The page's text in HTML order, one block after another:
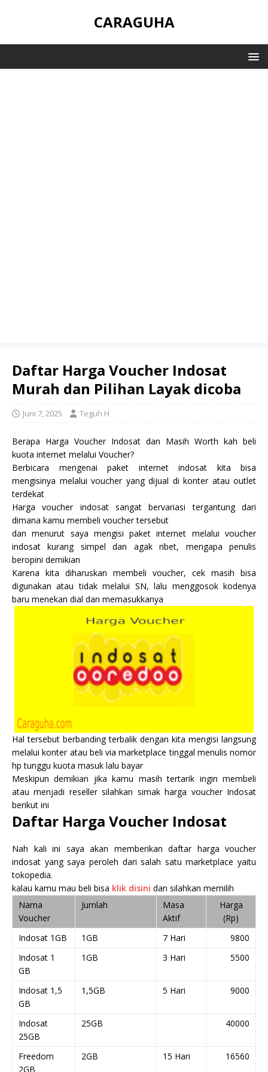
CARAGUHA
Daftar Harga Voucher Indosat
Murah dan Pilihan Layak dicoba
Juni 7, 2025 Teguh H
Berapa Harga Voucher Indosat dan Masih Worth kah beli
kuota internet melalui Voucher?
Berbicara mengenai paket internet indosat kita bisa
mengisinya melalui voucher yang dijual di konter atau outlet
terdekat
Harga voucher indosat sangat bervariasi tergantung dari
dimana kamu membeli voucher tersebut
dan menurut saya mengisi paket internet melalui voucher
indosat kurang simpel dan agak ribet, mengapa penulis
beropini demikian
Karena kita diharuskan membeli voucher, cek masih bisa
digunakan atau tidak melalui SN, lalu menggosok kodenya
baru menekan dial dan memasukkanya
Hal tersebut berbanding terbalik dengan kita mengisi langsung
melalui konter atau beli via marketplace tinggal menulis nomor
hp tunggu kuota masuk lalu bayar
Meskipun demikian jika kamu masih tertarik ingin membeli
atau menjadi reseller silahkan simak harga voucher Indosat
berikut ini
Daftar Harga Voucher Indosat
Nah kali ini saya akan memberikan daftar harga voucher
indosat yang saya peroleh dari salah satu marketplace yaitu
tokopedia.
kalau kamu mau beli bisa klik disini dan silahkan memilih
Nama
Voucher
Jumlah
Masa
Aktif
Harga
(Rp)
Indosat 1GB
1GB 7 Hari
9800
Indosat 1
GB
1GB 3 Hari 5500
Indosat 1,5
GB
1,5GB 5 Hari 9000
Indosat
25GB
25GB 40000
Freedom
2GB
2GB 15 Hari 16560